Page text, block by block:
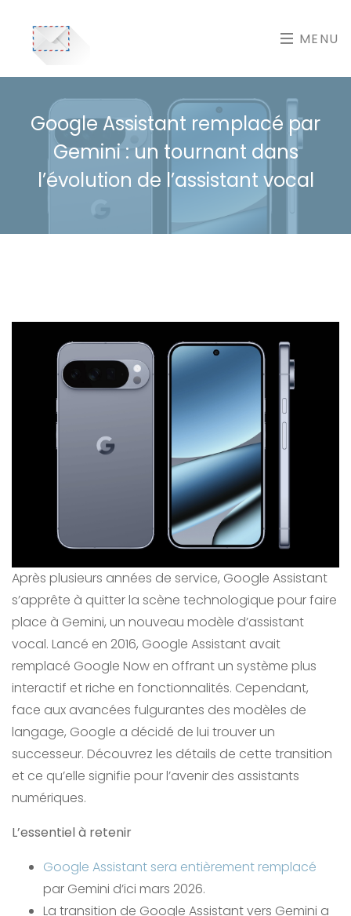
MENU
Google Assistant remplacé par
Gemini : un tournant dans
l’évolution de l’assistant vocal
Après plusieurs années de service, Google Assistant
s’apprête à quitter la scène technologique pour faire
place à Gemini, un nouveau modèle d’assistant
vocal. Lancé en 2016, Google Assistant avait
remplacé Google Now en offrant un système plus
interactif et riche en fonctionnalités. Cependant,
face aux avancées fulgurantes des modèles de
langage, Google a décidé de lui trouver un
successeur. Découvrez les détails de cette transition
et ce qu’elle signifie pour l’avenir des assistants
numériques.
L’essentiel à retenir
Google Assistant sera entièrement remplacé
par Gemini d’ici mars 2026.
La transition de Google Assistant vers Gemini a